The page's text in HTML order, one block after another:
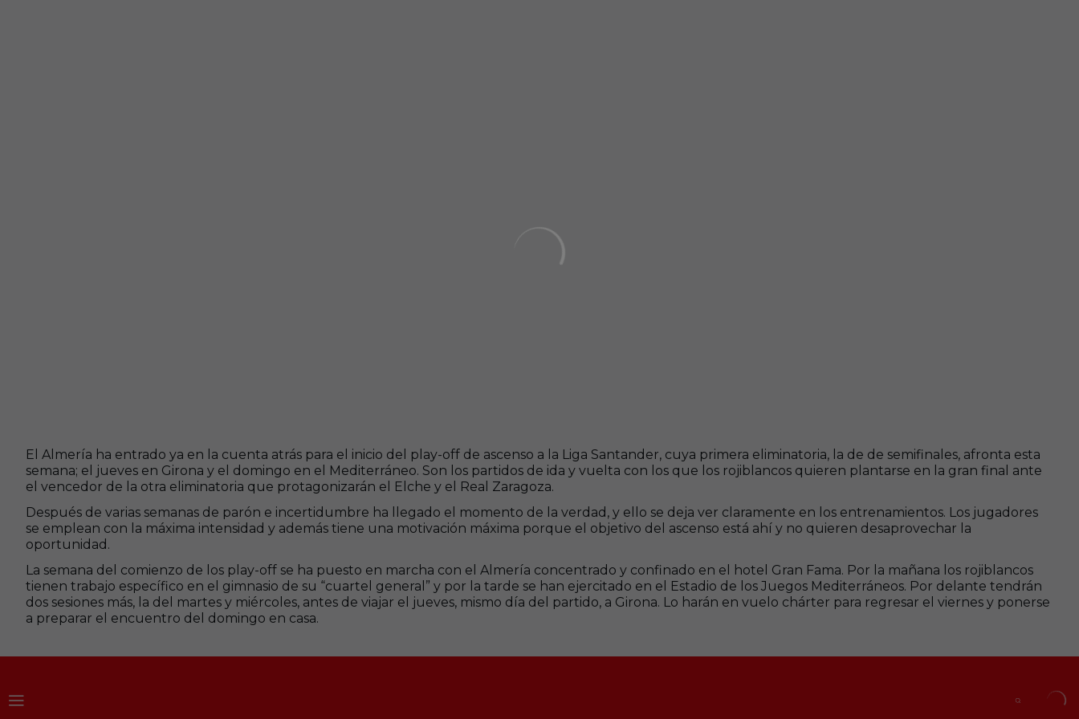
El Almería ha entrado ya en la cuenta atrás para el inicio del play-off de ascenso a la Liga Santander, cuya primera eliminatoria, la de de semifinales, afronta esta
semana; el jueves en Girona y el domingo en el Mediterráneo. Son los partidos de ida y vuelta con los que los rojiblancos quieren plantarse en la gran final ante
el vencedor de la otra eliminatoria que protagonizarán el Elche y el Real Zaragoza.
Después de varias semanas de parón e incertidumbre ha llegado el momento de la verdad, y ello se deja ver claramente en los entrenamientos. Los jugadores
se emplean con la máxima intensidad y además tiene una motivación máxima porque el objetivo del ascenso está ahí y no quieren desaprovechar la
oportunidad.
La semana del comienzo de los play-off se ha puesto en marcha con el Almería concentrado y confinado en el hotel Gran Fama. Por la mañana los rojiblancos
tienen trabajo específico en el gimnasio de su “cuartel general” y por la tarde se han ejercitado en el Estadio de los Juegos Mediterráneos. Por delante tendrán
dos sesiones más, la del martes y miércoles, antes de viajar el jueves, mismo día del partido, a Girona. Lo harán en vuelo chárter para regresar el viernes y ponerse
a preparar el encuentro del domingo en casa.